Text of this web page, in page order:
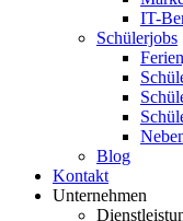
IT-
Schülerjobs
Blog
Kontakt
Unternehmen